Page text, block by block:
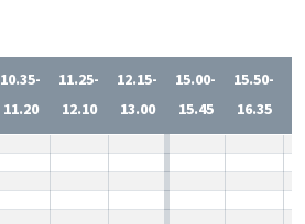
10.35-
11.20
11.25-
12.10
12.15-
13.00
15.00-
15.45
15.50-
16.35